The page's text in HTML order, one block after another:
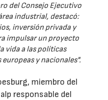
del Consejo Ejecutivo
industrial, destacó:
inversión privada y
impulsar un proyecto
vida a las políticas
y nacionales".
miembro del
responsable del